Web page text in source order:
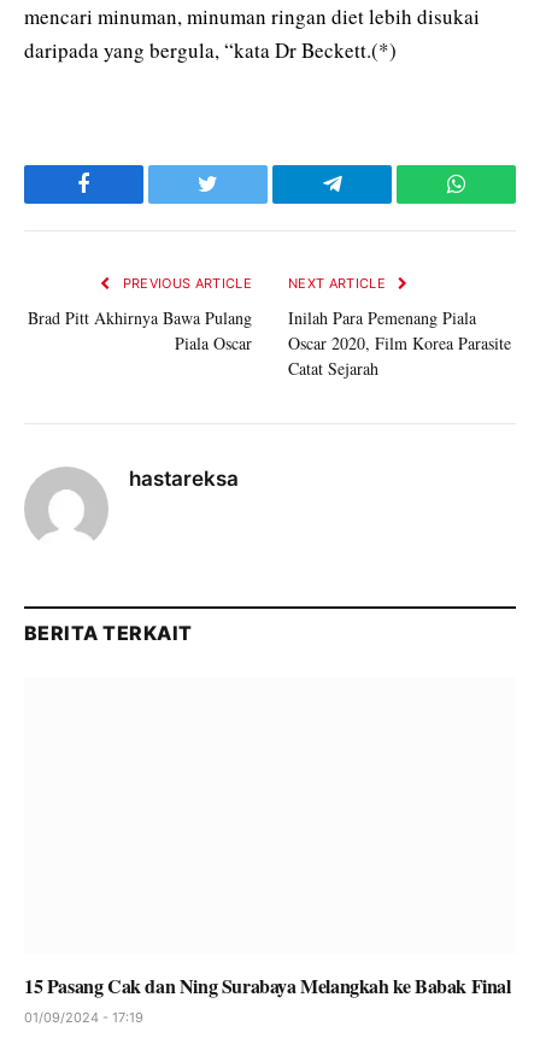
mencari minuman, minuman ringan diet lebih disukai
daripada yang bergula, “kata Dr Beckett.(*)
Facebook Twitter Telegram
PREVIOUS ARTICLE
Brad Pitt Akhirnya Bawa Pulang
Piala Oscar
NEXT ARTICLE
Inilah Para Pemenang Piala
Oscar 2020, Film Korea Parasite
Catat Sejarah
hastareksa
BERITA TERKAIT
15 Pasang Cak dan Ning Surabaya Melangkah ke Babak Final
01/09/2024 - 17:19